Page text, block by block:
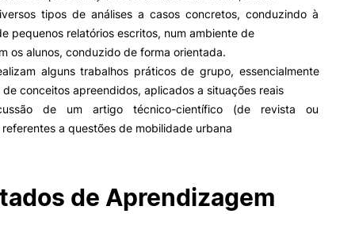
II&D E EMPRESAS
Empresas
INOPOL Academia de
Produção Científica
Coimbra iTEC
AÇÃO SOCIAL
Apresentação SAS
Alojamento
tipos de análises a casos concretos, conduzindo à
pequenos relatórios escritos, num ambiente de
os alunos, conduzido de forma orientada.
alguns trabalhos práticos de grupo, essencialmente
conceitos apreendidos, aplicados a situações reais
de um artigo técnico-científico (de revista ou
a questões de mobilidade urbana
de Aprendizagem